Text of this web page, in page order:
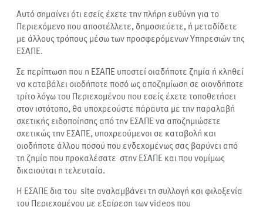
Αυτό σημαίνει ότι εσείς έχετε την πλήρη ευθύνη για το
Περιεχόμενο που αποστέλλετε, δημοσιεύετε, ή μεταδίδετε
με άλλους τρόπους μέσω των προσφερόμενων Υπηρεσιών της
ΕΣΑΠΕ.
Σε περίπτωση που η ΕΣΑΠΕ υποστεί οιαδήποτε ζημία ή κληθεί
να καταβάλει οιοδήποτε ποσό ως αποζημίωση σε οιονδήποτε
τρίτο λόγω του Περιεχομένου που εσείς έχετε τοποθετήσει
στον ιστότοπο, θα υποχρεούστε πάραυτα με την παραλαβή
σχετικής ειδοποίησης από την ΕΣΑΠΕ να αποζημιώσετε
σχετικώς την ΕΣΑΠΕ, υποχρεούμενοι σε καταβολή και
οιοδήποτε άλλου ποσού που ενδεχομένως σας βαρύνει από
τη ζημία που προκαλέσατε στην ΕΣΑΠΕ και που νομίμως
δικαιούται η τελευταία.
Η ΕΣΑΠΕ δια του site αναλαμβάνει τη συλλογή και φιλοξενία
του Περιεχομένου με εξαίρεση των videos που